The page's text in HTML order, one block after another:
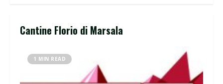
Cantine Florio di Marsala
1 MIN READ